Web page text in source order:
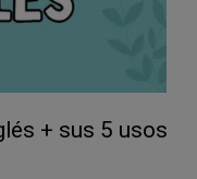
+ sus 5 usos